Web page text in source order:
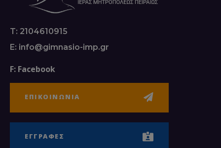
T: 2104610915
E: info@gimnasio-imp.gr
F: Facebook
ΕΠΙΚΟΙΝΩΝΙΑ
ΕΓΓΡΑΦΕΣ